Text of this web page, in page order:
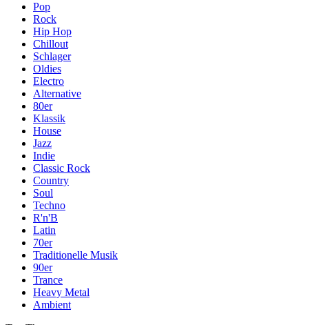
Pop
Rock
Hip Hop
Chillout
Schlager
Oldies
Electro
Alternative
80er
Klassik
House
Jazz
Indie
Classic Rock
Country
Soul
Techno
R'n'B
Latin
70er
Traditionelle Musik
90er
Trance
Heavy Metal
Ambient